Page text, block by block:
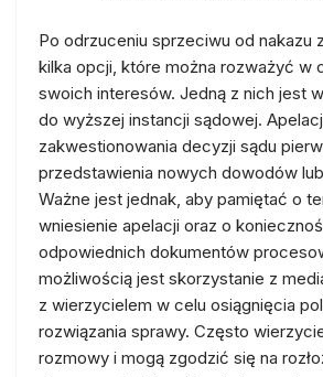
Po odrzuceniu sprzeciwu od nakazu
kilka opcji, które można rozważyć w
swoich interesów. Jedną z nich jest
do wyższej instancji sądowej.
zakwestionowania decyzji sądu
przedstawienia nowych dowodów
Ważne jest jednak, aby pamiętać o
wniesienie apelacji oraz o
odpowiednich dokumentów
możliwością jest skorzystanie z
z wierzycielem w celu osiągnięcia
rozwiązania sprawy. Często
rozmowy i mogą zgodzić się na